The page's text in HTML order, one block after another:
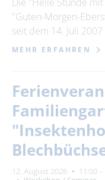
"Guten-Morgen-
seit dem 14. Juli
MEHR ERFAHREN
12. August 2026 11:00